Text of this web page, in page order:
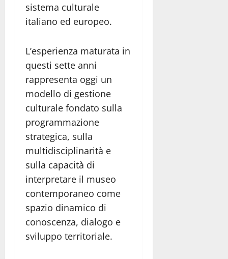
sistema culturale
italiano ed europeo.
L’esperienza maturata in
questi sette anni
rappresenta oggi un
modello di gestione
culturale fondato sulla
programmazione
strategica, sulla
multidisciplinarità e
sulla capacità di
interpretare il museo
contemporaneo come
spazio dinamico di
conoscenza, dialogo e
sviluppo territoriale.